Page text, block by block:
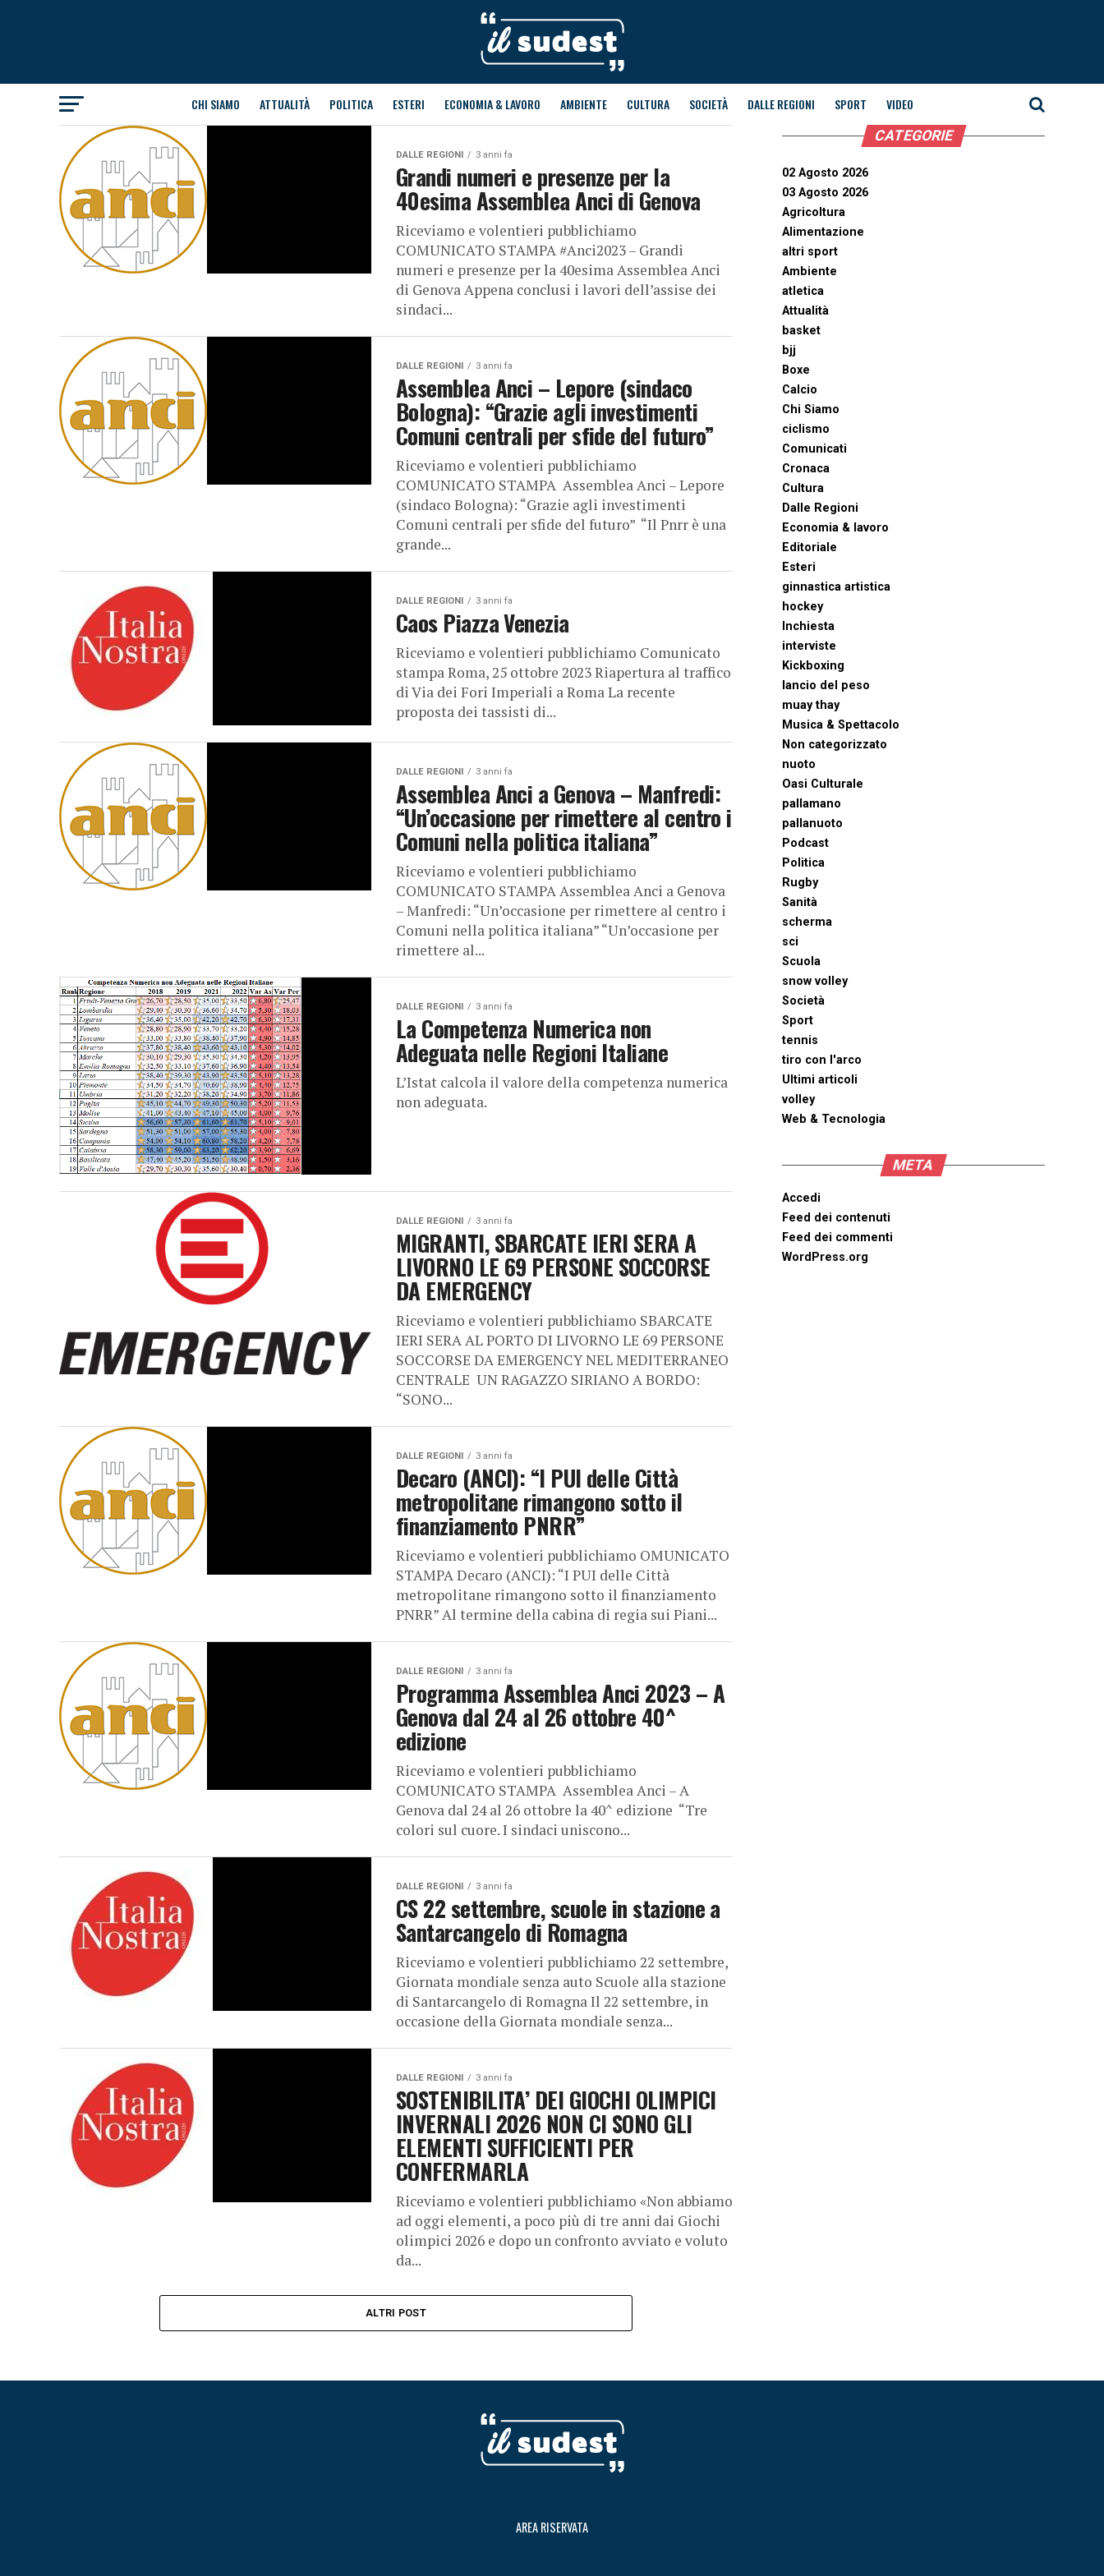
CHI SIAMO ATTUALITÀ POLITICA ESTERI ECONOMIA & LAVORO AMBIENTE CULTURA SOCIETÀ DALLE REGIONI SPORT VIDEO
DALLE REGIONI 3 anni fa
Grandi numeri e presenze per la
40esima Assemblea Anci di Genova
Riceviamo e volentieri pubblichiamo
COMUNICATO STAMPA #Anci2023 – Grandi
numeri e presenze per la 40esima Assemblea Anci
di Genova Appena conclusi i lavori dell’assise dei
sindaci...
DALLE REGIONI 3 anni fa
Assemblea Anci – Lepore (sindaco
Bologna): “Grazie agli investimenti
Comuni centrali per sfide del futuro”
Riceviamo e volentieri pubblichiamo
COMUNICATO STAMPA Assemblea Anci – Lepore
(sindaco Bologna): “Grazie agli investimenti
Comuni centrali per sfide del futuro” “Il Pnrr è una
grande...
DALLE REGIONI 3 anni fa
Caos Piazza Venezia
Riceviamo e volentieri pubblichiamo Comunicato
stampa Roma, 25 ottobre 2023 Riapertura al traffico
di Via dei Fori Imperiali a Roma La recente
proposta dei tassisti di...
DALLE REGIONI 3 anni fa
Assemblea Anci a Genova – Manfredi:
“Un’occasione per rimettere al centro i
Comuni nella politica italiana”
Riceviamo e volentieri pubblichiamo
COMUNICATO STAMPA Assemblea Anci a Genova
– Manfredi: “Un’occasione per rimettere al centro i
Comuni nella politica italiana” “Un’occasione per
rimettere al...
DALLE REGIONI 3 anni fa
La Competenza Numerica non
Adeguata nelle Regioni Italiane
L’Istat calcola il valore della competenza numerica
non adeguata.
DALLE REGIONI 3 anni fa
MIGRANTI, SBARCATE IERI SERA A
LIVORNO LE 69 PERSONE SOCCORSE
DA EMERGENCY
Riceviamo e volentieri pubblichiamo SBARCATE
IERI SERA AL PORTO DI LIVORNO LE 69 PERSONE
SOCCORSE DA EMERGENCY NEL MEDITERRANEO
CENTRALE UN RAGAZZO SIRIANO A BORDO:
“SONO...
DALLE REGIONI 3 anni fa
Decaro (ANCI): “I PUI delle Città
metropolitane rimangono sotto il
finanziamento PNRR”
Riceviamo e volentieri pubblichiamo OMUNICATO
STAMPA Decaro (ANCI): “I PUI delle Città
metropolitane rimangono sotto il finanziamento
PNRR” Al termine della cabina di regia sui Piani...
DALLE REGIONI 3 anni fa
Programma Assemblea Anci 2023 – A
Genova dal 24 al 26 ottobre 40^
edizione
Riceviamo e volentieri pubblichiamo
COMUNICATO STAMPA Assemblea Anci – A
Genova dal 24 al 26 ottobre la 40^ edizione “Tre
colori sul cuore. I sindaci uniscono...
DALLE REGIONI 3 anni fa
CS 22 settembre, scuole in stazione a
Santarcangelo di Romagna
Riceviamo e volentieri pubblichiamo 22 settembre,
Giornata mondiale senza auto Scuole alla stazione
di Santarcangelo di Romagna Il 22 settembre, in
occasione della Giornata mondiale senza...
DALLE REGIONI 3 anni fa
SOSTENIBILITA’ DEI GIOCHI OLIMPICI
INVERNALI 2026 NON CI SONO GLI
ELEMENTI SUFFICIENTI PER
CONFERMARLA
Riceviamo e volentieri pubblichiamo «Non abbiamo
ad oggi elementi, a poco più di tre anni dai Giochi
olimpici 2026 e dopo un confronto avviato e voluto
da...
ALTRI POST
CATEGORIE
02 Agosto 2026
03 Agosto 2026
Agricoltura
Alimentazione
altri sport
Ambiente
atletica
Attualità
basket
bjj
Boxe
Calcio
Chi Siamo
ciclismo
Comunicati
Cronaca
Cultura
Dalle Regioni
Economia & lavoro
Editoriale
Esteri
ginnastica artistica
hockey
Inchiesta
interviste
Kickboxing
lancio del peso
muay thay
Musica & Spettacolo
Non categorizzato
nuoto
Oasi Culturale
pallamano
pallanuoto
Podcast
Politica
Rugby
Sanità
scherma
sci
Scuola
snow volley
Società
Sport
tennis
tiro con l'arco
Ultimi articoli
volley
Web & Tecnologia
META
Accedi
Feed dei contenuti
Feed dei commenti
WordPress.org
AREA RISERVATA